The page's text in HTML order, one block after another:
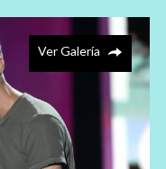
Ver Galería